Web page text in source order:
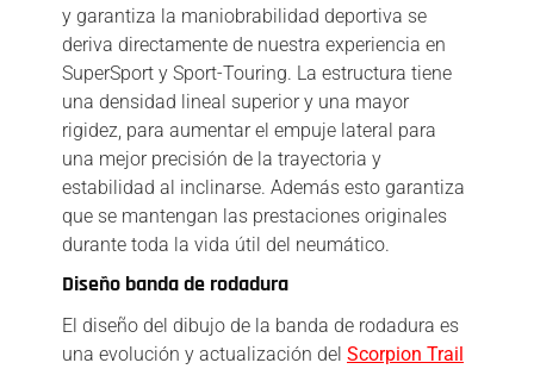
y garantiza la maniobrabilidad deportiva se
deriva directamente de nuestra experiencia en
SuperSport y Sport-Touring. La estructura tiene
una densidad lineal superior y una mayor
rigidez, para aumentar el empuje lateral para
una mejor precisión de la trayectoria y
estabilidad al inclinarse. Además esto garantiza
que se mantengan las prestaciones originales
durante toda la vida útil del neumático.
Diseño banda de rodadura
El diseño del dibujo de la banda de rodadura es
una evolución y actualización del Scorpion Trail